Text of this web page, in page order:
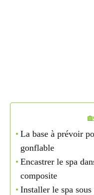
La base à prévoir
gonflable
Encastrer le spa
composite
Installer le spa